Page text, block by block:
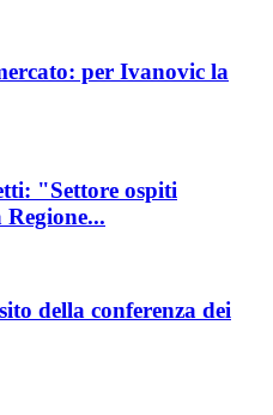
per Ivanovic la
"Settore ospiti
della conferenza dei